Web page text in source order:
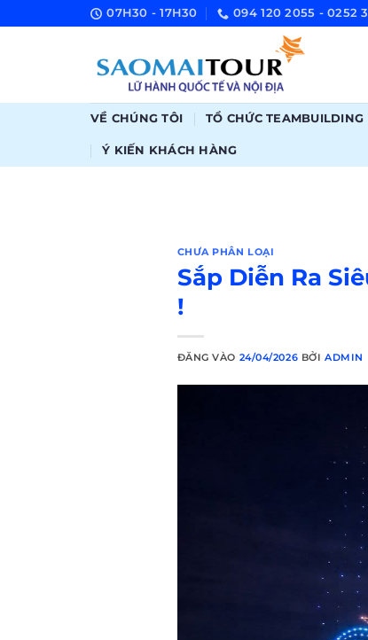
qua
07H30 - 17H30 094 120 2055 - 0252
VỀ CHÚNG TÔI TỔ CHỨC TEAMBUILDING
Ý KIẾN KHÁCH HÀNG
CHƯA PHÂN LOẠI
Sắp Diễn Ra
!
ĐĂNG VÀO 24/04/2026 BỞI ADMIN